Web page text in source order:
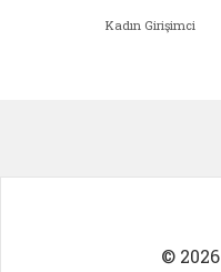
Kadın Girişimci
©